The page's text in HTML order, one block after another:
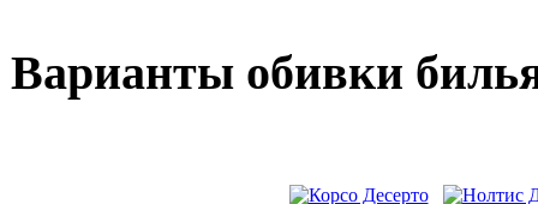
Варианты обивки